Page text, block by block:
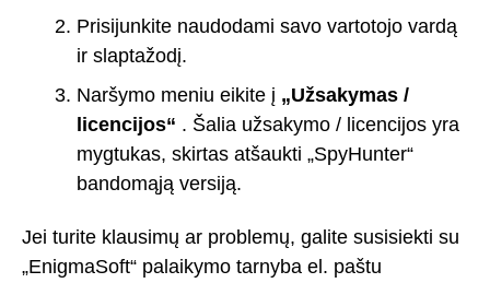
Prisijunkite naudodami savo vartotojo vardą
ir slaptažodį.
Naršymo meniu eikite į „Užsakymas /
licencijos“ . Šalia užsakymo / licencijos yra
mygtukas, skirtas atšaukti „SpyHunter“
bandomąją versiją.
Jei turite klausimų ar problemų, galite susisiekti su
„EnigmaSoft“ palaikymo tarnyba el. paštu